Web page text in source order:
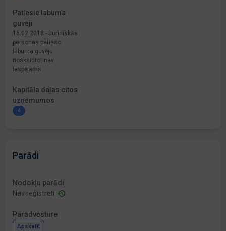
Patiesie labuma
guvēji
16.02.2018 - Juridiskās
personas patieso
labuma guvēju
noskaidrot nav
iespējams
Kapitāla daļas citos
uzņēmumos
4
Parādi
Nodokļu parādi
Nav reģistrēti
Parādvēsture
Apskatīt